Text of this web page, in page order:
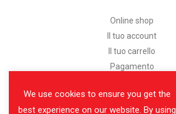
Online shop
Il tuo account
Il tuo carrello
Pagamento
SERVIZIO CLIENTI
We use cookies to ensure you get the
best experience on our website. By using